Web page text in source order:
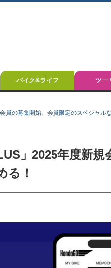
バイク&ライフ ツー
員の募集開始、会員限定のスペシャル
」2025年度新規
る！